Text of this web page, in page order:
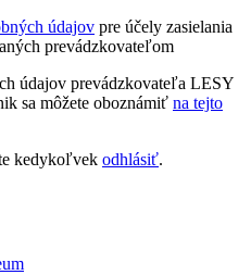
údajov pre účely zasielania
prevádzkovateľom
údajov prevádzkovateľa LESY
sa môžete oboznámiť na tejto
kedykoľvek odhlásiť.